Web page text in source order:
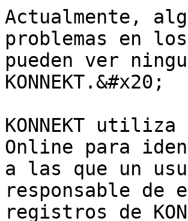
Actualmente,
problemas en
pueden ver
KONNEKT.&#x20;
KONNEKT
Online para
a las que un
responsable de
registros de